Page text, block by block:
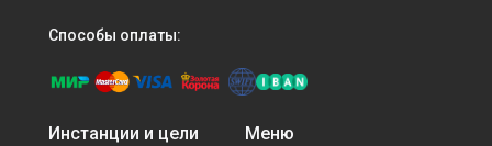
Инстанции и цели Меню
Способы оплаты: